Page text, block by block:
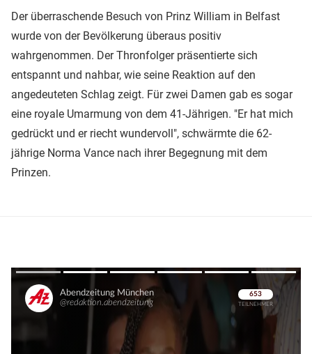
Der überraschende Besuch von Prinz William in Belfast
wurde von der Bevölkerung überaus positiv
wahrgenommen. Der Thronfolger präsentierte sich
entspannt und nahbar, wie seine Reaktion auf den
angedeuteten Schlag zeigt. Für zwei Damen gab es sogar
eine royale Umarmung von dem 41-Jährigen. "Er hat mich
gedrückt und er riecht wundervoll", schwärmte die 62-
jährige Norma Vance nach ihrer Begegnung mit dem
Prinzen.
Überspringen